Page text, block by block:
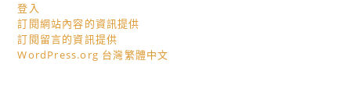
登入
訂閱網站內容的資訊提供
訂閱留言的資訊提供
WordPress.org 台灣繁體中文